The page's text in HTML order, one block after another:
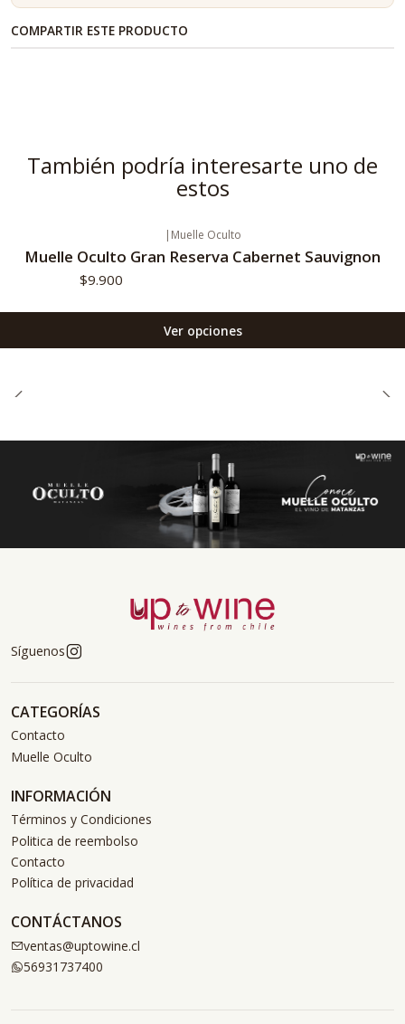
COMPARTIR ESTE PRODUCTO
También podría interesarte uno de
estos
| Muelle Oculto
Muelle Oculto Gran Reserva Cabernet Sauvignon
$9.900
Ver opciones
Síguenos
CATEGORÍAS
Contacto
Muelle Oculto
INFORMACIÓN
Términos y Condiciones
Politica de reembolso
Contacto
Política de privacidad
CONTÁCTANOS
ventas@uptowine.cl
56931737400